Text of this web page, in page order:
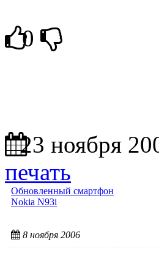
0
23 ноября
печать
Обновленный смартфон
Nokia N93i
8 ноября 2006